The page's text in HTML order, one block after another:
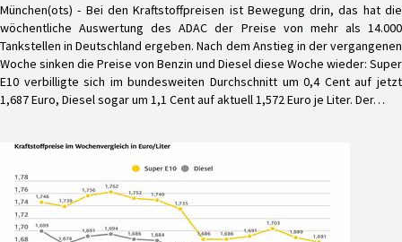
München(ots) - Bei den Kraftstoffpreisen ist Bewegung drin, das hat die
wöchentliche Auswertung des ADAC der Preise von mehr als 14.000
Tankstellen in Deutschland ergeben. Nach dem Anstieg in der vergangenen
Woche sinken die Preise von Benzin und Diesel diese Woche wieder: Super
E10 verbilligte sich im bundesweiten Durchschnitt um 0,4 Cent auf jetzt
1,687 Euro, Diesel sogar um 1,1 Cent auf aktuell 1,572 Euro je Liter. Der…